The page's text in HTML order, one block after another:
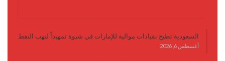
السعودية تطيح بقيادات موالية للإمارات في شبوة تمهيداً لنهب النفط
أغسطس 6, 2026